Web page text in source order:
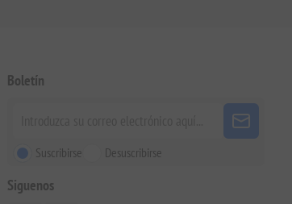
Boletín
Suscribirse Desuscribirse
Siguenos